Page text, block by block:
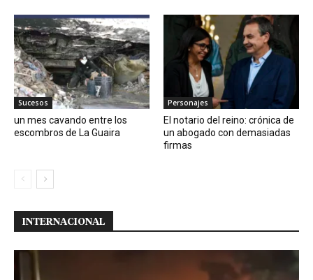
Sucesos
un mes cavando entre los
escombros de La Guaira
Personajes
El notario del reino: crónica de
un abogado con demasiadas
firmas
INTERNACIONAL